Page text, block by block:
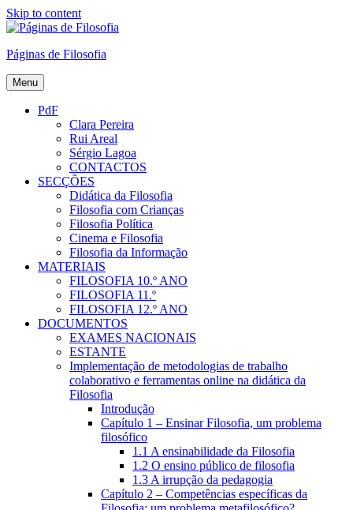
Skip to content
Páginas de Filosofia
Menu
PdF
Clara Pereira
Rui Areal
Sérgio Lagoa
CONTACTOS
SECÇÕES
Didática da Filosofia
Filosofia com Crianças
Filosofia Política
Cinema e Filosofia
Filosofia da Informação
MATERIAIS
FILOSOFIA 10.º ANO
FILOSOFIA 11.º
FILOSOFIA 12.º ANO
DOCUMENTOS
EXAMES NACIONAIS
ESTANTE
Implementação de metodologias de trabalho
colaborativo e ferramentas online na didática da
Filosofia
Introdução
Capítulo 1 – Ensinar Filosofia, um problema
filosófico
1.1 A ensinabilidade da Filosofia
1.2 O ensino público de filosofia
1.3 A irrupção da pedagogia
Capítulo 2 – Competências específicas da